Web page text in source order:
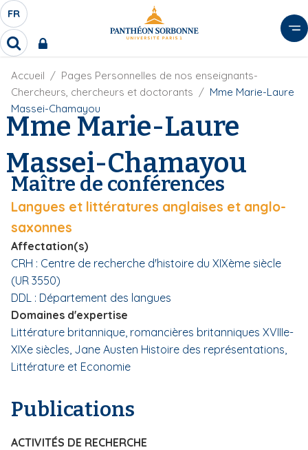
A
l
l
e
S
É
L
E
C
T
E
U
R
D
E
L
N
G
U
E
F
R
FR
R
c
h
e
r
c
e
r
F
i
d
'
A
r
a
n
e
Accueil
Pages Personnelles de nos enseignants-
Chercheurs, chercheurs et doctorants
Mme Marie-Laure
Massei-Chamayou
Mme Marie-Laure
Massei-Chamayou
Maître de conférences
Langues et littératures anglaises et anglo-
saxonnes
Affectation(s)
CRH : Centre de recherche d'histoire du XIXème siècle
(UR 3550)
DDL : Département des langues
Domaines d'expertise
Littérature britannique, romancières britanniques XVIIIe-
XIXe siècles, Jane Austen Histoire des représentations,
Littérature et Economie
Publications
ACTIVITÉS DE RECHERCHE